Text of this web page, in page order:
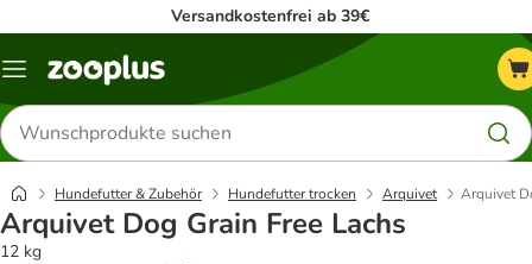
Versandkostenfrei ab 39€
Menü
Produkte
suchen
Hundefutter & Zubehör Hundefutter trocken Arquivet Arquivet
Arquivet Dog Grain Free Lachs
12 kg